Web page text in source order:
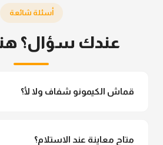
أسئلة شائعة
عندك سؤال؟ هنا
قماش الكيمونو شفاف ولا لأ؟
متاح معاينة عند الاستلام؟